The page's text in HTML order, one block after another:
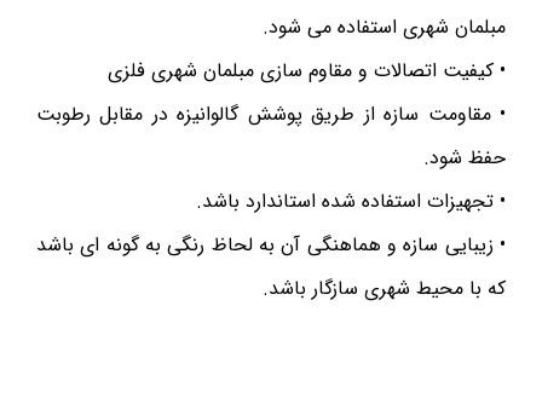
مبلمان شهری استفاده می شود.
• کیفیت اتصالات و مقاوم سازی مبلمان شهری فلزی
• مقاومت سازه از طریق پوشش گالوانیزه در مقابل رطوبت
حفظ شود.
• تجهیزات استفاده شده استاندارد باشد.
• زیبایی سازه و هماهنگی آن به لحاظ رنگی به گونه ای باشد
که با محیط شهری سازگار باشد.